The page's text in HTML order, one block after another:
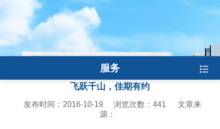
服务
飞跃千山，佳期有约
发布时间：2016-10-19 浏览次数： 441
文章来
源：